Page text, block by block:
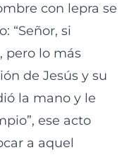
con lepra se
“Señor, si
pero lo más
de Jesús y su
la mano y le
ese acto
a aquel